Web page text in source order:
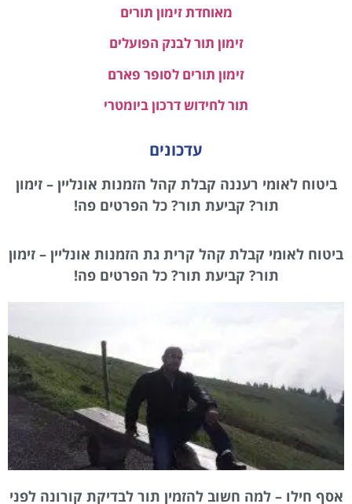
מאוחדת זימון תורים
זימון תור לבנק הפועלים
זימון תורים לסופר פארם
תור לחידוש דרכון ביומטרי
עדכונים
ביטוח לאומי רעננה קבלת קהל הזמנות אונליין – זימון
תור? קביעת תור? כל הפרטים פה!
ביטוח לאומי קבלת קהל קרית גת הזמנות אונליין – זימון
תור? קביעת תור? כל הפרטים פה!
אסף חילו – למה חשוב להזמין תור לבדיקת קורונה לפני